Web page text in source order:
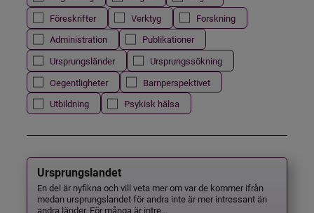
Föreskrifter
Verktyg
Forskning
Administration
Publikationer
Ursprungsländer
Ursprungssökning
Oegentligheter
Barnperspektivet
Utbildning
Psykisk hälsa
Ursprungslandet
En del är nyfikna och vill veta mer om var de kommer ifrån
medan ursprungslandet för andra inte är mer intressant än
andra länder. För många är intre...